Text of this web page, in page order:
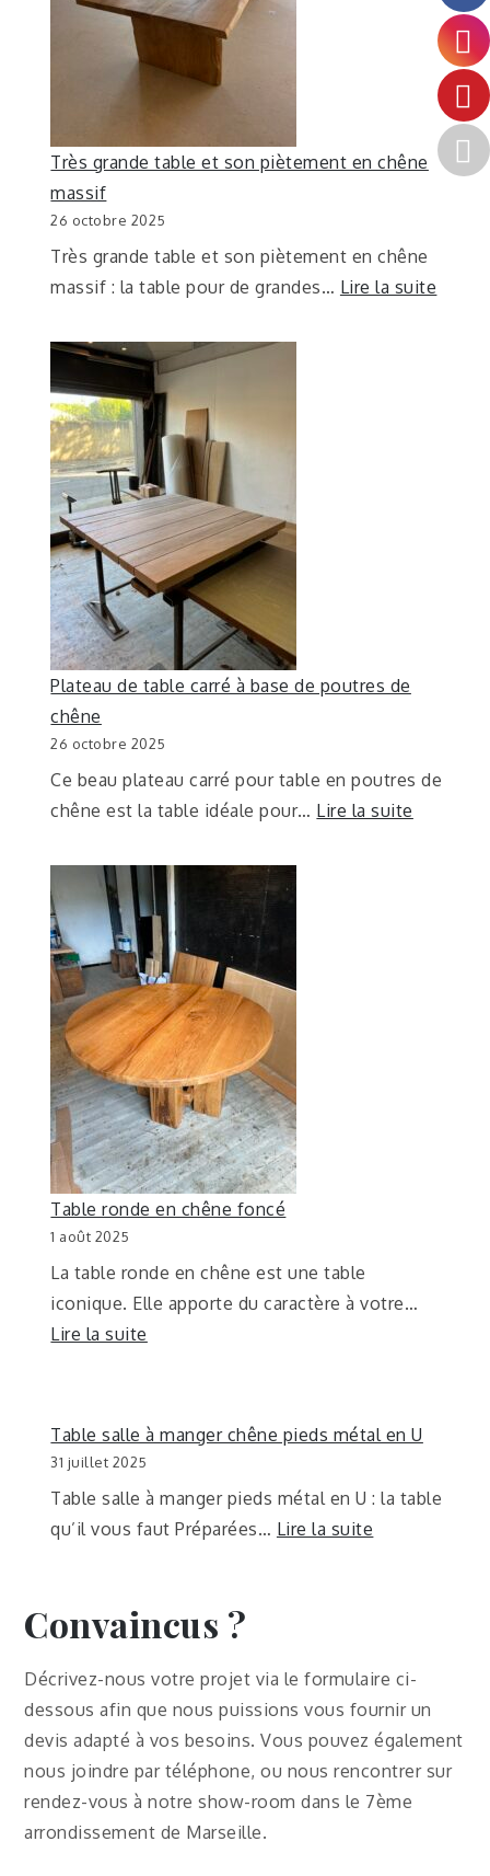
Très grande table et son piètement en chêne
massif
26 octobre 2025
Très grande table et son piètement en chêne
massif : la table pour de grandes… Lire la suite
Plateau de table carré à base de poutres de
chêne
26 octobre 2025
Ce beau plateau carré pour table en poutres de
chêne est la table idéale pour… Lire la suite
Table ronde en chêne foncé
1 août 2025
La table ronde en chêne est une table
iconique. Elle apporte du caractère à votre…
Lire la suite
Table salle à manger chêne pieds métal en U
31 juillet 2025
Table salle à manger pieds métal en U : la table
qu’il vous faut Préparées… Lire la suite
Convaincus ?
Décrivez-nous votre projet via le formulaire ci-
dessous afin que nous puissions vous fournir un
devis adapté à vos besoins. Vous pouvez également
nous joindre par téléphone, ou nous rencontrer sur
rendez-vous à notre show-room dans le 7ème
arrondissement de Marseille.